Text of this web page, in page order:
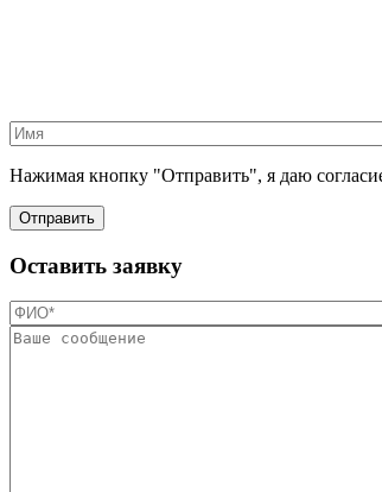
Нажимая кнопку "Отправить", я даю
Отправить
Оставить заявку